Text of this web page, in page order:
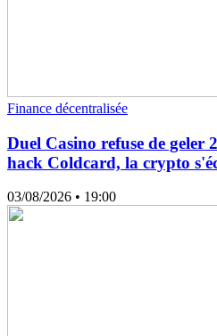
Finance décentralisée
Duel Casino refuse de geler
hack Coldcard, la crypto
03/08/2026 • 19:00